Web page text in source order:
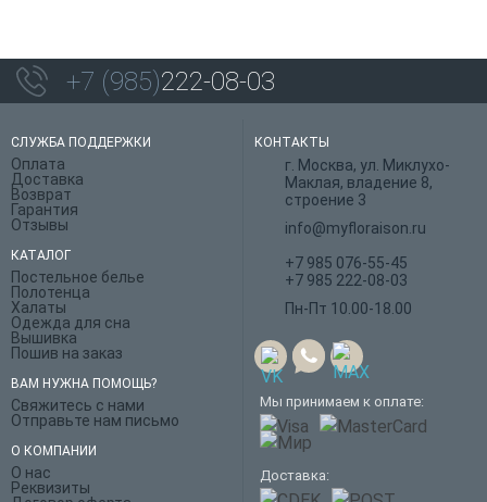
+7 (985)222-08-03
СЛУЖБА ПОДДЕРЖКИ
Оплата
Доставка
Возврат
Гарантия
Отзывы
КАТАЛОГ
Постельное белье
Полотенца
Халаты
Одежда для сна
Вышивка
Пошив на заказ
ВАМ НУЖНА ПОМОЩЬ?
Свяжитесь с нами
Отправьте нам письмо
О КОМПАНИИ
О нас
Реквизиты
КОНТАКТЫ
г. Москва, ул. Миклухо-
Маклая, владение 8,
строение 3
info@myfloraison.ru
+7 985 076-55-45
+7 985 222-08-03
Пн-Пт 10.00-18.00
Мы принимаем к оплате:
Доставка: